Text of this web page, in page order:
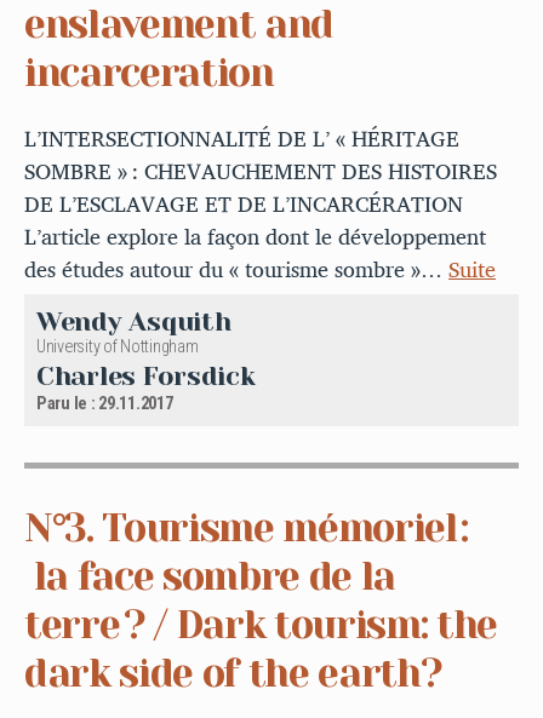
enslavement and
incarceration
L’INTERSECTIONNALITÉ DE L’ « HÉRITAGE
SOMBRE » : CHEVAUCHEMENT DES HISTOIRES
DE L’ESCLAVAGE ET DE L’INCARCÉRATION
L’article explore la façon dont le développement
des études autour du « tourisme sombre »… Suite
Wendy Asquith
University of Nottingham
Charles Forsdick
Paru le : 29.11.2017
N°3. Tourisme mémoriel :
la face sombre de la
terre ? / Dark tourism: the
dark side of the earth?